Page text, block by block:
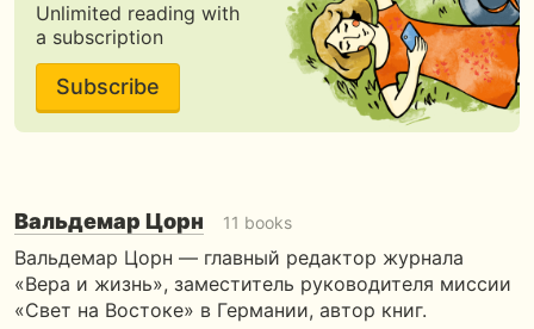
Unlimited reading with
a subscription
Subscribe
Вальдемар Цорн 11 books
Вальдемар Цорн — главный редактор журнала
«Вера и жизнь», заместитель руководителя миссии
«Свет на Востоке» в Германии, автор книг.